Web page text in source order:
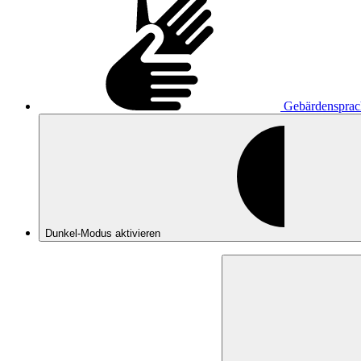
Dunkel-Modus aktivieren